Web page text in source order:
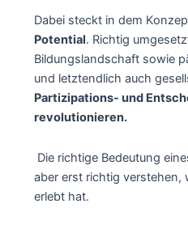
Dabei steckt in dem
Potential. Richtig
Bildungslandschaft sowie
und letztendlich auch
Partizipations- und
revolutionieren.
Die richtige Bedeutung
aber erst richtig verstehen,
erlebt hat.